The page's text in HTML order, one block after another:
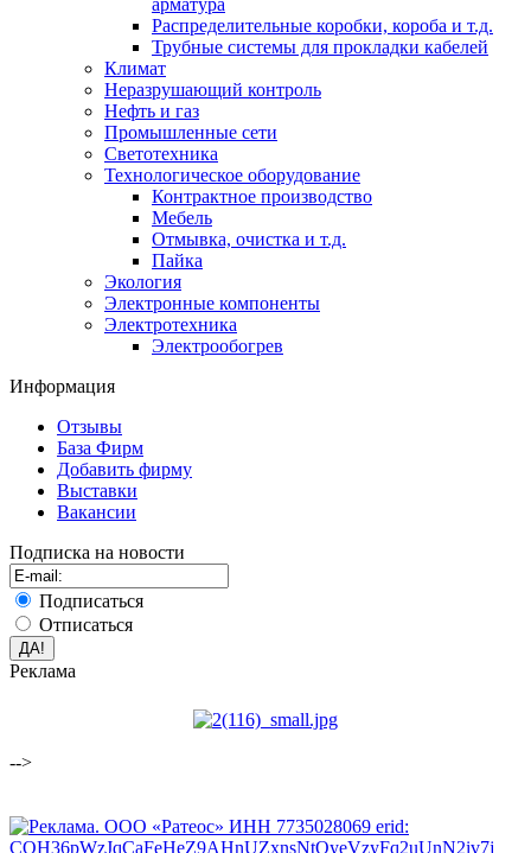
арматура
Распределительные коробки, короба и т.д.
Трубные системы для прокладки кабелей
Климат
Неразрушающий контроль
Нефть и газ
Промышленные сети
Светотехника
Технологическое оборудование
Контрактное производство
Мебель
Отмывка, очистка и т.д.
Пайка
Экология
Электронные компоненты
Электротехника
Электрообогрев
Информация
Отзывы
База Фирм
Добавить фирму
Выставки
Вакансии
Подписка на новости
Подписаться
Отписаться
Реклама
-->